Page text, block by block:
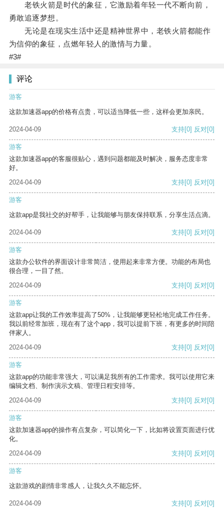
老铁火箭是时代的象征，它激励着年轻一代不断向前，
勇敢追逐梦想。
无论是在现实生活中还是精神世界中，老铁火箭都能作
为信仰的象征，点燃年轻人的激情与力量。
#3#
评论
游客
这款加速器app的价格有点贵，可以适当降低一些，这样会更加亲民。
2024-04-09 支持[0] 反对[0]
游客
这款加速器app的客服很贴心，遇到问题都能及时解决，服务态度非常
好。
2024-04-09
支持[0] 反对[0]
游客
这款app是我社交的好帮手，让我能够与朋友保持联系，分享生活点滴。
2024-04-09 支持[0] 反对[0]
游客
这款办公软件的界面设计非常简洁，使用起来非常方便。功能的布局也
很合理，一目了然。
2024-04-09
支持[0] 反对[0]
游客
这款app让我的工作效率提高了50%，让我能够更轻松地完成工作任务。
我以前经常加班，现在有了这个app，我可以提前下班，有更多的时间陪
伴家人。
2024-04-09
支持[0] 反对[0]
游客
这款app的功能非常强大，可以满足我所有的工作需求。我可以使用它来
编辑文档、制作演示文稿、管理日程安排等。
2024-04-09
支持[0] 反对[0]
游客
这款加速器app的操作有点复杂，可以简化一下，比如将设置页面进行优
化。
2024-04-09
支持[0] 反对[0]
游客
这款游戏的剧情非常感人，让我久久不能忘怀。
2024-04-09 支持[0] 反对[0]